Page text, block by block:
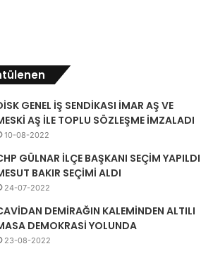
GENEL İŞ SENDİKASI İMAR AŞ VE
AŞ İLE TOPLU SÖZLEŞME İMZALADI
10-08-2022
GÜLNAR İLÇE BAŞKANI SEÇİM YAPILDI
BAKIR SEÇİMİ ALDI
24-07-2022
DEMİRAĞIN KALEMİNDEN ALTILI
DEMOKRASİ YOLUNDA
23-08-2022